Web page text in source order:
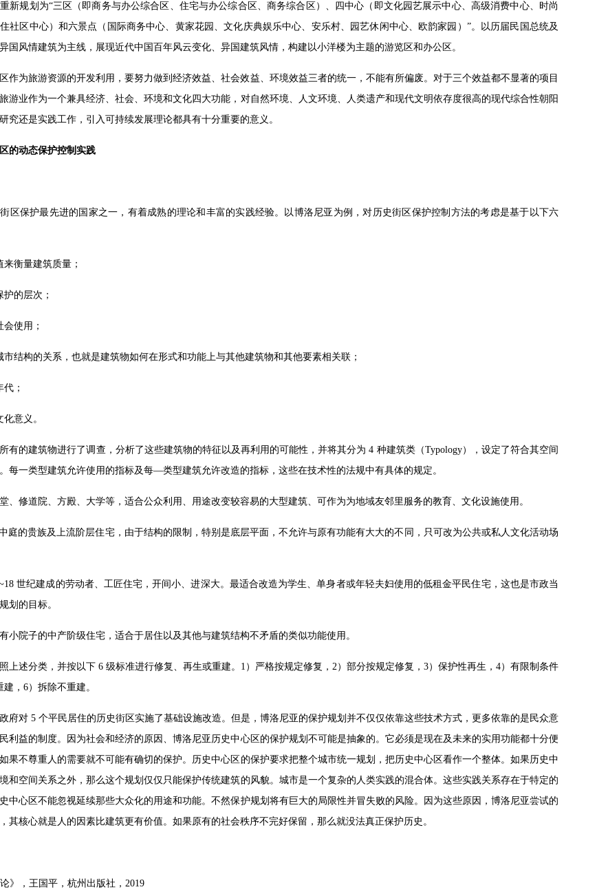
新规划为“三区（即商务与办公综合区、住宅与办公综合区、商务综合区）、四中心（即文化园艺展示中心、高级消费中心、时尚
社区中心）和六景点（国际商务中心、黄家花园、文化庆典娱乐中心、安乐村、园艺休闲中心、欧韵家园）”。以历届民国总统及
国风情建筑为主线，展现近代中国百年风云变化、异国建筑风情，构建以小洋楼为主题的游览区和办公区。
作为旅游资源的开发利用，要努力做到经济效益、社会效益、环境效益三者的统一，不能有所偏废。对于三个效益都不显著的项目
游业作为一个兼具经济、社会、环境和文化四大功能，对自然环境、人文环境、人类遗产和现代文明依存度很高的现代综合性朝阳
究还是实践工作，引入可持续发展理论都具有十分重要的意义。
的动态保护控制实践
区保护最先进的国家之一，有着成熟的理论和丰富的实践经验。以博洛尼亚为例，对历史街区保护控制方法的考虑是基于以下六
来衡量建筑质量；
的层次；
使用；
市结构的关系，也就是建筑物如何在形式和功能上与其他建筑物和其他要素相关联；
；
意义。
有的建筑物进行了调查，分析了这些建筑物的特征以及再利用的可能性，并将其分为 4 种建筑类（Typology），设定了符合其空间
每一类型建筑允许使用的指标及每—类型建筑允许改造的指标，这些在技术性的法规中有具体的规定。
修道院、方殿、大学等，适合公众利用、用途改变较容易的大型建筑、可作为为地域友邻里服务的教育、文化设施使用。
的贵族及上流阶层住宅，由于结构的限制，特别是底层平面，不允许与原有功能有大大的不同，只可改为公共或私人文化活动场
世纪建成的劳动者、工匠住宅，开间小、进深大。最适合改造为学生、单身者或年轻夫妇使用的低租金平民住宅，这也是市政当
划的目标。
院子的中产阶级住宅，适合于居住以及其他与建筑结构不矛盾的类似功能使用。
上述分类，并按以下 6 级标准进行修复、再生或重建。1）严格按规定修复，2）部分按规定修复，3）保护性再生，4）有限制条件
，6）拆除不重建。
府对 5 个平民居住的历史街区实施了基础设施改造。但是，博洛尼亚的保护规划并不仅仅依靠这些技术方式，更多依靠的是民众意
利益的制度。因为社会和经济的原因、博洛尼亚历史中心区的保护规划不可能是抽象的。它必须是现在及未来的实用功能都十分便
果不尊重人的需要就不可能有确切的保护。历史中心区的保护要求把整个城市统一规划，把历史中心区看作一个整体。如果历史中
和空间关系之外，那么这个规划仅仅只能保护传统建筑的风貌。城市是一个复杂的人类实践的混合体。这些实践关系存在于特定的
中心区不能忽视延续那些大众化的用途和功能。不然保护规划将有巨大的局限性并冒失败的风险。因为这些原因，博洛尼亚尝试的
其核心就是人的因素比建筑更有价值。如果原有的社会秩序不完好保留，那么就没法真正保护历史。
》，王国平，杭州出版社，2019